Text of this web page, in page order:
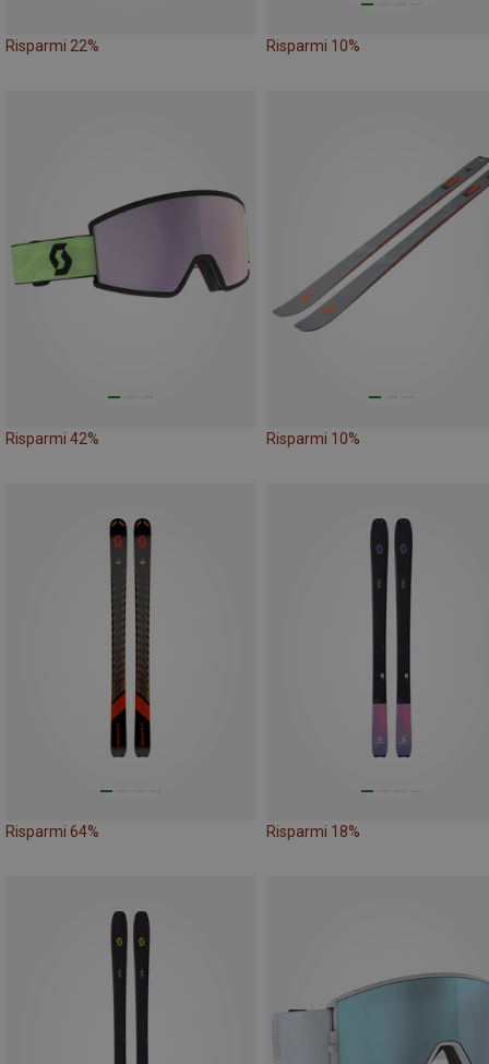
Risparmi 22% Risparmi 10%
Risparmi 42% Risparmi 10%
Risparmi 64% Risparmi 18%